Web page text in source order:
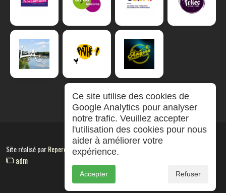
Site réalisé parRepereCom
adm
Ce site utilise des cookies de
Google Analytics pour analyser
notre trafic. Veuillez accepter
l'utilisation des cookies pour nous
aider à améliorer votre
expérience.
Accepter Refuser